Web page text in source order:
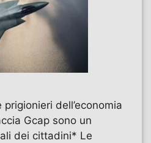
dell’economia
Gcap sono un
dei cittadini* Le